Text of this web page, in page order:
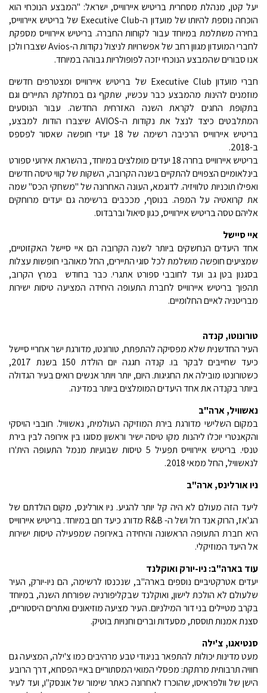
יעל קטן, מנהלת מסחרית בריטיש איירווייס, ישראל: "המבצע הנוכחי הוא
הוכחה נוספת להיותו של מועדון ה-Executive Club של בריטיש איירווייס,
בחירה משתלמת במיוחד עבור לקוחות החברה. בריטיש איירווייס מספקת
לחברי המועדון מגוון רחב של אפשרויות לניצול נקודות ה-Avios שצברו ולכן
אנו סבורים שהמבצע הנוכחי יזכה לפופולריות גבוהה במיוחד.
חברי מועדון Executive Club של בריטיש איירווייס ומצטרפים חדשים
מוזמנים להינות מהמבצע כבר עכשיו, שתקף גם במחלקת התיירים וגם
בתקופת החגים לקראת השנה האזרחית החדשה. עבור הנוסעים
המתלבטים כיצד לנצל את נקודות ה-AVIOS שיצברו הודות למבצע,
בריטיש איירווייס הרכיבה רשימה של 18 יעדי חופשה שאסור לפספס
ב-2018.
בריטיש איירווייס בחרה 18 יעדים מומלצים במיוחד, בהשראת אירועי ספורט
בינלאומיים הצפויים להתקיים בשנה הקרובה, השקות של קווי טיסה חדשים
ואפילו תוכניות טלוויזיה. לדוגמא, העונה האחרונה של "משחקי הכס" שמה
את קרואטיה על המפה. בנוסף, מככבים ברשימה גם יעדים מרוחקים
אליהם טסה בריטיש איירווייס, כגון סיאול וברבדוס.
איי סיישל
אחד היעדים הנחשקים ביותר לשנה הקרובה הם איי סיישל האקזוטיים,
שמציעים חופשה מושלמת לכל סוגי התיירים, החל מאוהבי חופשות עצלות
בסגנון בטן גב ועד לחובבי ספורט אתגרי. כבר בחודש במרץ הקרוב,
תהפוך בריטיש איירווייס לחברת התעופה היחידה המציעה טיסות ישירות
מבריטניה לאיים החלומיים.
טורונוטו, קנדה
העיר החדשנית שלא מפסיקה להתפתח, טורונטו, מדורגת ישר אחריי סיישל
כיעד שחייבים לבקר בו. קנדה חגגה יום הולדת 150 בשנת 2017,
כשטורונטו מובילה את החגיגות. היום, יותר ויותר אנשים רואים בעיר הגדולה
ביותר בקנדה את אחד היעדים המומלצים ביותר במדינה.
נאשוויל, ארה"ב
במקום השלישי מדורגת בירת המוזיקה העולמית, נאשוויל. חובבי הויסקי
והקאנטרי יוכלו ליהנות מקו טיסה ישיר וראשון מסוגו בין אירופה לבין בירת
טנסי. בריטיש איירווייס תפעיל 5 טיסות שבועיות מנמל התעופה הית'רו
לנאשוויל, החל ממאי 2018.
ניו אורלינס, ארה"ב
ליעד הזה מעולם לא היה קל יותר להגיע. ניו אורלינס, מקום הולדתם של
הג'אז, הרוק אנד רול ושל ה- R&B מדורג כיעד חם במיוחד. בריטיש איירווייס
היא חברת התעופה הראשונה והיחידה באירופה שמפעילה טיסות ישירות
אל היעד המוזיקלי.
עוד בארה"ב: ניו-יורק ואוקלנד
יעדים אטרקטיביים נוספים בארה"ב, שנכנסו לרשימה, הם ניו-יורק, העיר
שלעולם לא הולכת לישון, ואוקלנד שבקליפורניה שפורחת השנה, במיוחד
בקרב מטיילים בני דור המילניום. העיר מציעה מוזיאונים ואתרים היסטוריים,
סצנת אמנות תוססת, מסעדות וברים וחנויות בוטיק.
סנטיאגו, צ'ילה
מעט מדינות יכולות להתפאר בניגודי טבע מרהיבים כמו צ'ילה, המציעה גם
חוויה תרבותית מרתקת: מפסלי המואי המסתוריים באיי הפסחא, דרך הרובע
הישן של וולפראיסו, שהוכרז לאחרונה כאתר שימור של אונסק"ו, ועד לעיר